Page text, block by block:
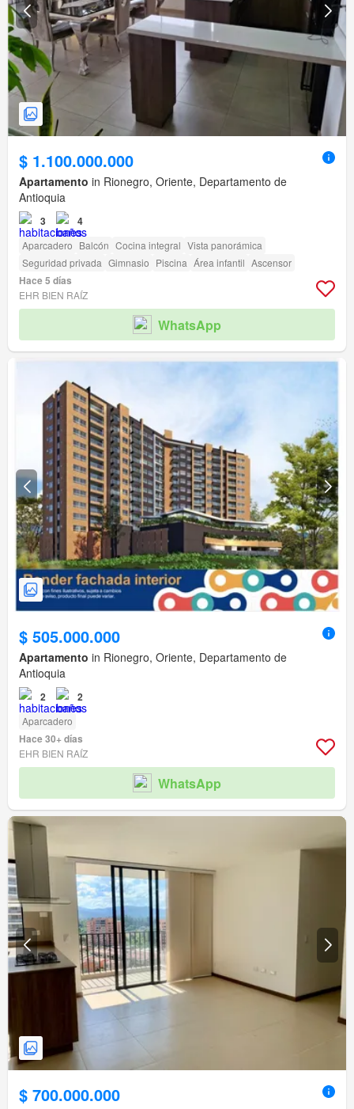
$ 1.100.000.000
Apartamento in Rionegro, Oriente, Departamento de
Antioquia
3 4
Aparcadero Balcón Cocina integral Vista panorámica
Seguridad privada Gimnasio Piscina Área infantil Ascensor
Hace 5 días
EHR BIEN RAÍZ
WhatsApp
$ 505.000.000
Apartamento in Rionegro, Oriente, Departamento de
Antioquia
2 2
Aparcadero
Hace 30+ días
EHR BIEN RAÍZ
WhatsApp
$ 700.000.000